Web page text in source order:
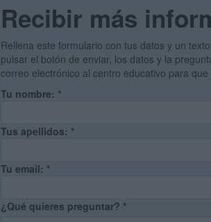
Recibir más
Rellena este formulario con tus datos y un
pulsar el botón de enviar, los datos y la
correo electrónico al centro educativo para
Tu nombre: *
Tus apellidos: *
Tu email: *
¿Qué quieres preguntar? *